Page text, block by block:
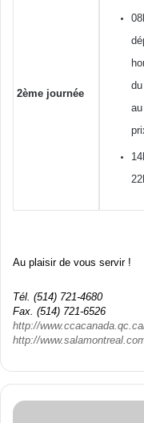
2ème journée
du
Au plaisirde vous servir!
Tél. (514) 721-4680
Fax. (514) 721-6526
http://
http://